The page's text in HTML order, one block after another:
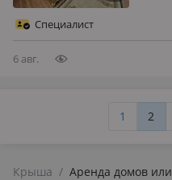
Специалист
6 авг.
1 2
Крыша / Аренда домов